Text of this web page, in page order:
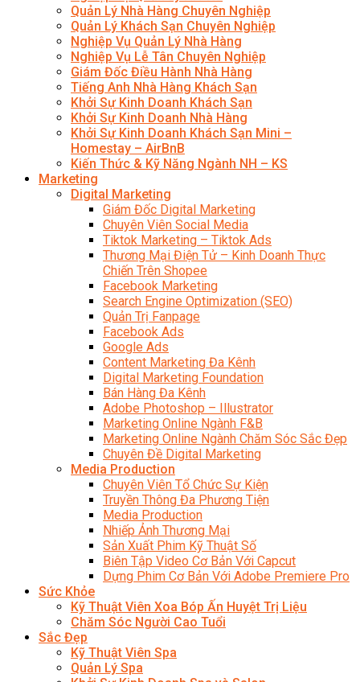
Quản Lý Nhà Hàng Chuyên Nghiệp
Quản Lý Khách Sạn Chuyên Nghiệp
Nghiệp Vụ Quản Lý Nhà Hàng
Nghiệp Vụ Lễ Tân Chuyên Nghiệp
Giám Đốc Điều Hành Nhà Hàng
Tiếng Anh Nhà Hàng Khách Sạn
Khởi Sự Kinh Doanh Khách Sạn
Khởi Sự Kinh Doanh Nhà Hàng
Khởi Sự Kinh Doanh Khách Sạn Mini –
Homestay – AirBnB
Kiến Thức & Kỹ Năng Ngành NH – KS
Marketing
Digital Marketing
Giám Đốc Digital Marketing
Chuyên Viên Social Media
Tiktok Marketing – Tiktok Ads
Thương Mại Điện Tử – Kinh Doanh Thực
Chiến Trên Shopee
Facebook Marketing
Search Engine Optimization (SEO)
Quản Trị Fanpage
Facebook Ads
Google Ads
Content Marketing Đa Kênh
Digital Marketing Foundation
Bán Hàng Đa Kênh
Adobe Photoshop – Illustrator
Marketing Online Ngành F&B
Marketing Online Ngành Chăm Sóc Sắc Đẹp
Chuyên Đề Digital Marketing
Media Production
Chuyên Viên Tổ Chức Sự Kiện
Truyền Thông Đa Phương Tiện
Media Production
Nhiếp Ảnh Thương Mại
Sản Xuất Phim Kỹ Thuật Số
Biên Tập Video Cơ Bản Với Capcut
Dựng Phim Cơ Bản Với Adobe Premiere Pro
Sức Khỏe
Kỹ Thuật Viên Xoa Bóp Ấn Huyệt Trị Liệu
Chăm Sóc Người Cao Tuổi
Sắc Đẹp
Kỹ Thuật Viên Spa
Quản Lý Spa